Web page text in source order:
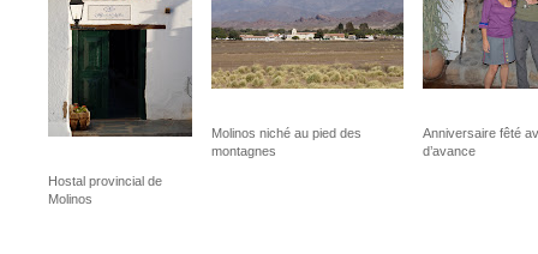
Hostal provincial de
Molinos
Molinos niché au pied des
montagnes
Anniversaire fêté
d’avance